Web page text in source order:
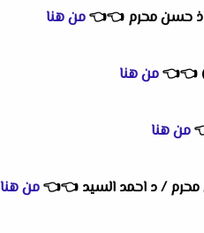
حسن محرم 👈
👈من هنا
👈
👈من هنا
من هنا
👈
👈من هنا